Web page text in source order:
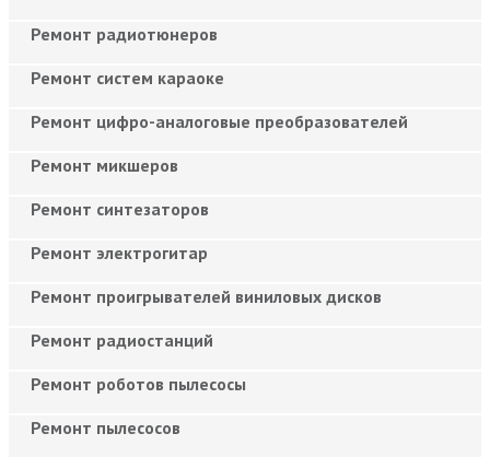
Ремонт радиотюнеров
Ремонт систем караоке
Ремонт цифро-аналоговые преобразователей
Ремонт микшеров
Ремонт синтезаторов
Ремонт электрогитар
Ремонт проигрывателей виниловых дисков
Ремонт радиостанций
Ремонт роботов пылесосы
Ремонт пылесосов